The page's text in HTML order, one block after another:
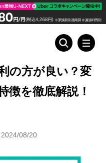
の方が良い？変
徴を徹底解説！
08/20